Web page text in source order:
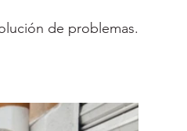
de problemas.